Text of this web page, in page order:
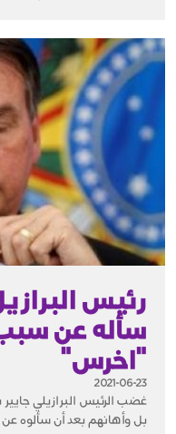
رئيس
سأله عن
"اخرس"
2021-06-23
غضب الرئيس البرازيلي
بل وأهانهم بعد أن سألوه عن أكثر